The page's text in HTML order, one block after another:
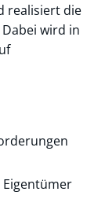
realisiert die
wird in